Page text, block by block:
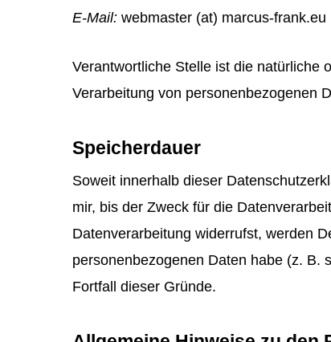
E-Mail: webmaster (at) marcus-frank.eu
Verantwortliche Stelle ist die natürliche
Verarbeitung von personenbezogenen
Speicherdauer
Soweit innerhalb dieser
mir, bis der Zweck für die
Datenverarbeitung widerrufst, werden
personenbezogenen Daten habe (z. B.
Fortfall dieser Gründe.